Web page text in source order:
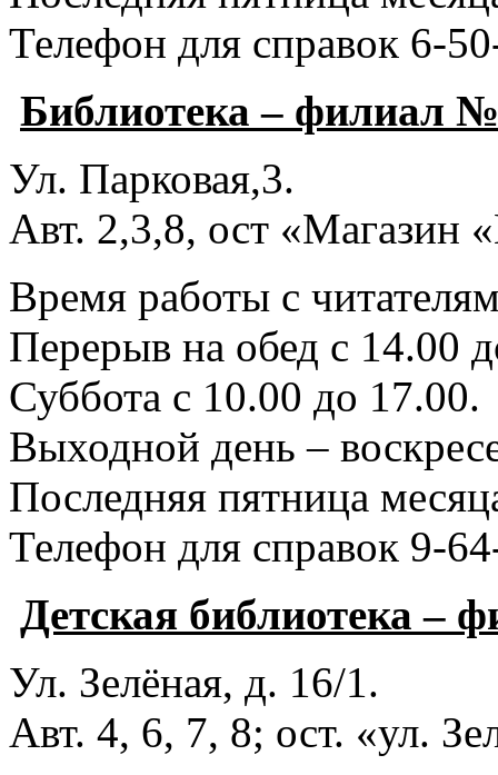
Телефон для справок 6-
Библиотека – филиал
Ул. Парковая,3.
Авт. 2,3,8, ост «Магазин
Время работы с
Перерыв на обед с 14.00
Суббота с 10.00 до 17.00.
Выходной день –
Последняя пятница
Телефон для справок 9-
Детская библиотека –
Ул. Зелёная, д. 16/1.
Авт. 4, 6, 7, 8; ост. «ул.